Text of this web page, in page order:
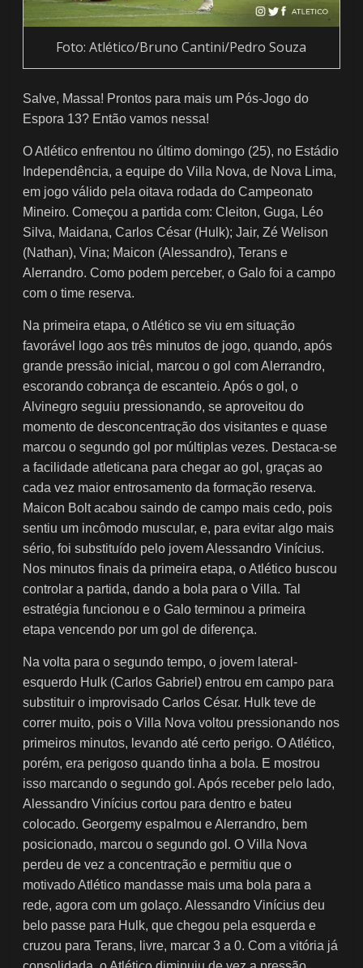
Foto: Atlético/Bruno Cantini/Pedro Souza
Salve, Massa! Prontos para mais um Pós-Jogo do
Espora 13? Então vamos nessa!
O Atlético enfrentou no último domingo (25), no Estádio
Independência, a equipe do Villa Nova, de Nova Lima,
em jogo válido pela oitava rodada do Campeonato
Mineiro. Começou a partida com: Cleiton, Guga, Léo
Silva, Maidana, Carlos César (Hulk); Jair, Zé Welison
(Nathan), Vina; Maicon (Alessandro), Terans e
Alerrandro. Como podem perceber, o Galo foi a campo
com o time reserva.
Na primeira etapa, o Atlético se viu em situação
favorável logo aos três minutos de jogo, quando, após
grande pressão inicial, marcou o gol com Alerrandro,
escorando cobrança de escanteio. Após o gol, o
Alvinegro seguiu pressionando, se aproveitou do
momento de desconcentração dos visitantes e quase
marcou o segundo gol por múltiplas vezes. Destaca-se
a facilidade atleticana para chegar ao gol, graças ao
cada vez maior entrosamento da formação reserva.
Maicon Bolt acabou saindo de campo mais cedo, pois
sentiu um incômodo muscular, e, para evitar algo mais
sério, foi substituído pelo jovem Alessandro Vinícius.
Nos minutos finais da primeira etapa, o Atlético buscou
controlar a partida, dando a bola para o Villa. Tal
estratégia funcionou e o Galo terminou a primeira
etapa vencendo por um gol de diferença.
Na volta para o segundo tempo, o jovem lateral-
esquerdo Hulk (Carlos Gabriel) entrou em campo para
substituir o improvisado Carlos César. Hulk teve de
correr muito, pois o Villa Nova voltou pressionando nos
primeiros minutos, levando até certo perigo. O Atlético,
porém, era perigoso quando tinha a bola. E mostrou
isso marcando o segundo gol. Após receber pelo lado,
Alessandro Vinícius cortou para dentro e bateu
colocado. Georgemy espalmou e Alerrandro, bem
posicionado, marcou o segundo gol. O Villa Nova
perdeu de vez a concentração e permitiu que o
motivado Atlético mandasse mais uma bola para a
rede, agora com um golaço. Alessandro Vinícius deu
belo passe para Hulk, que chegou pela esquerda e
cruzou para Terans, livre, marcar 3 a 0. Com a vitória já